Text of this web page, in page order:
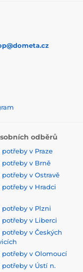
odběrů
v Praze
potřeby v Brně
v Ostravě
potřeby v Hradci
potřeby v Plzni
potřeby v Liberci
v Českých
potřeby v Olomoucí
v Ústí n.